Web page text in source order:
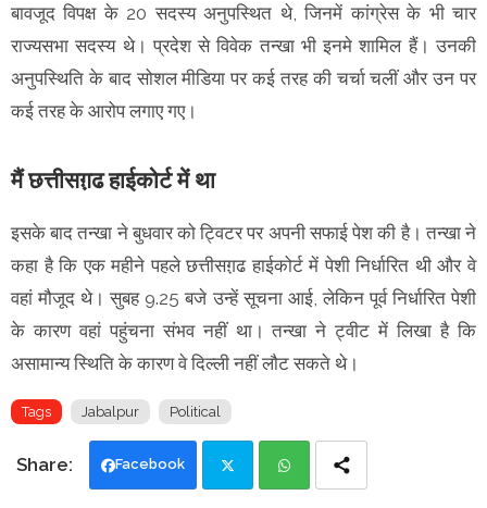
बावजूद विपक्ष के 20 सदस्य अनुपस्थित थे, जिनमें कांग्रेस के भी चार
राज्यसभा सदस्य थे। प्रदेश से विवेक तन्खा भी इनमे शामिल हैं। उनकी
अनुपस्थिति के बाद सोशल मीडिया पर कई तरह की चर्चा चलीं और उन पर
कई तरह के आरोप लगाए गए।
मैं छत्तीसग़़ढ हाईकोर्ट में था
इसके बाद तन्खा ने बुधवार को ट्विटर पर अपनी सफाई पेश की है। तन्खा ने
कहा है कि एक महीने पहले छत्तीसग़़ढ हाईकोर्ट में पेशी निर्धारित थी और वे
वहां मौजूद थे। सुबह 9.25 बजे उन्हें सूचना आई, लेकिन पूर्व निर्धारित पेशी
के कारण वहां पहुंचना संभव नहीं था। तन्खा ने ट्वीट में लिखा है कि
असामान्य स्थिति के कारण वे दिल्ली नहीं लौट सकते थे।
Tags Jabalpur Political
Facebook